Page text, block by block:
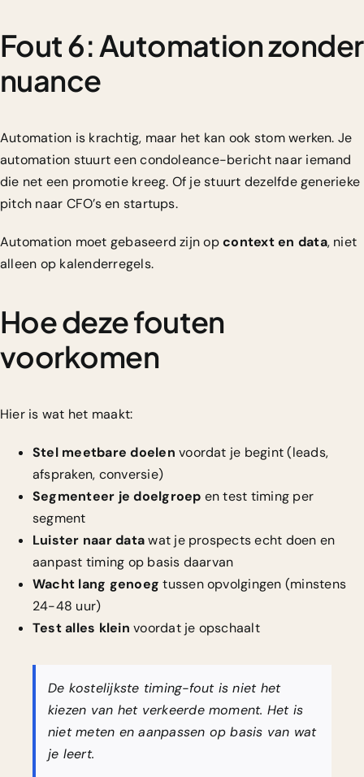
Fout 6: Automation zonder
nuance
Automation is krachtig, maar het kan ook stom werken. Je
automation stuurt een condoleance-bericht naar iemand
die net een promotie kreeg. Of je stuurt dezelfde generieke
pitch naar CFO’s en startups.
Automation moet gebaseerd zijn opcontext en data, niet
alleen op kalenderregels.
Hoe deze fouten
voorkomen
Hier is wat het maakt:
Stel meetbare doelen voordat je begint (leads,
afspraken, conversie)
Segmenteer je doelgroep en test timing per
segment
Luister naar datawat je prospects echt doen en
aanpast timing op basis daarvan
Wacht lang genoeg tussen opvolgingen (minstens
24-48 uur)
Test alles klein voordat je opschaalt
De kostelijkste timing-fout is niet het
kiezen van het verkeerde moment. Het is
niet meten en aanpassen op basis van wat
je leert.